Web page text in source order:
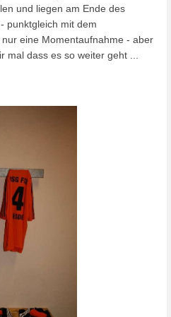
und liegen am Ende des
punktgleich mit dem
eine Momentaufnahme - aber
mal dass es so weiter geht ...